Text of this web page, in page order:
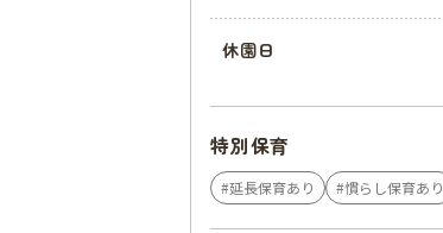
休園日
特別保育
延長保育あり 慣らし保育あり